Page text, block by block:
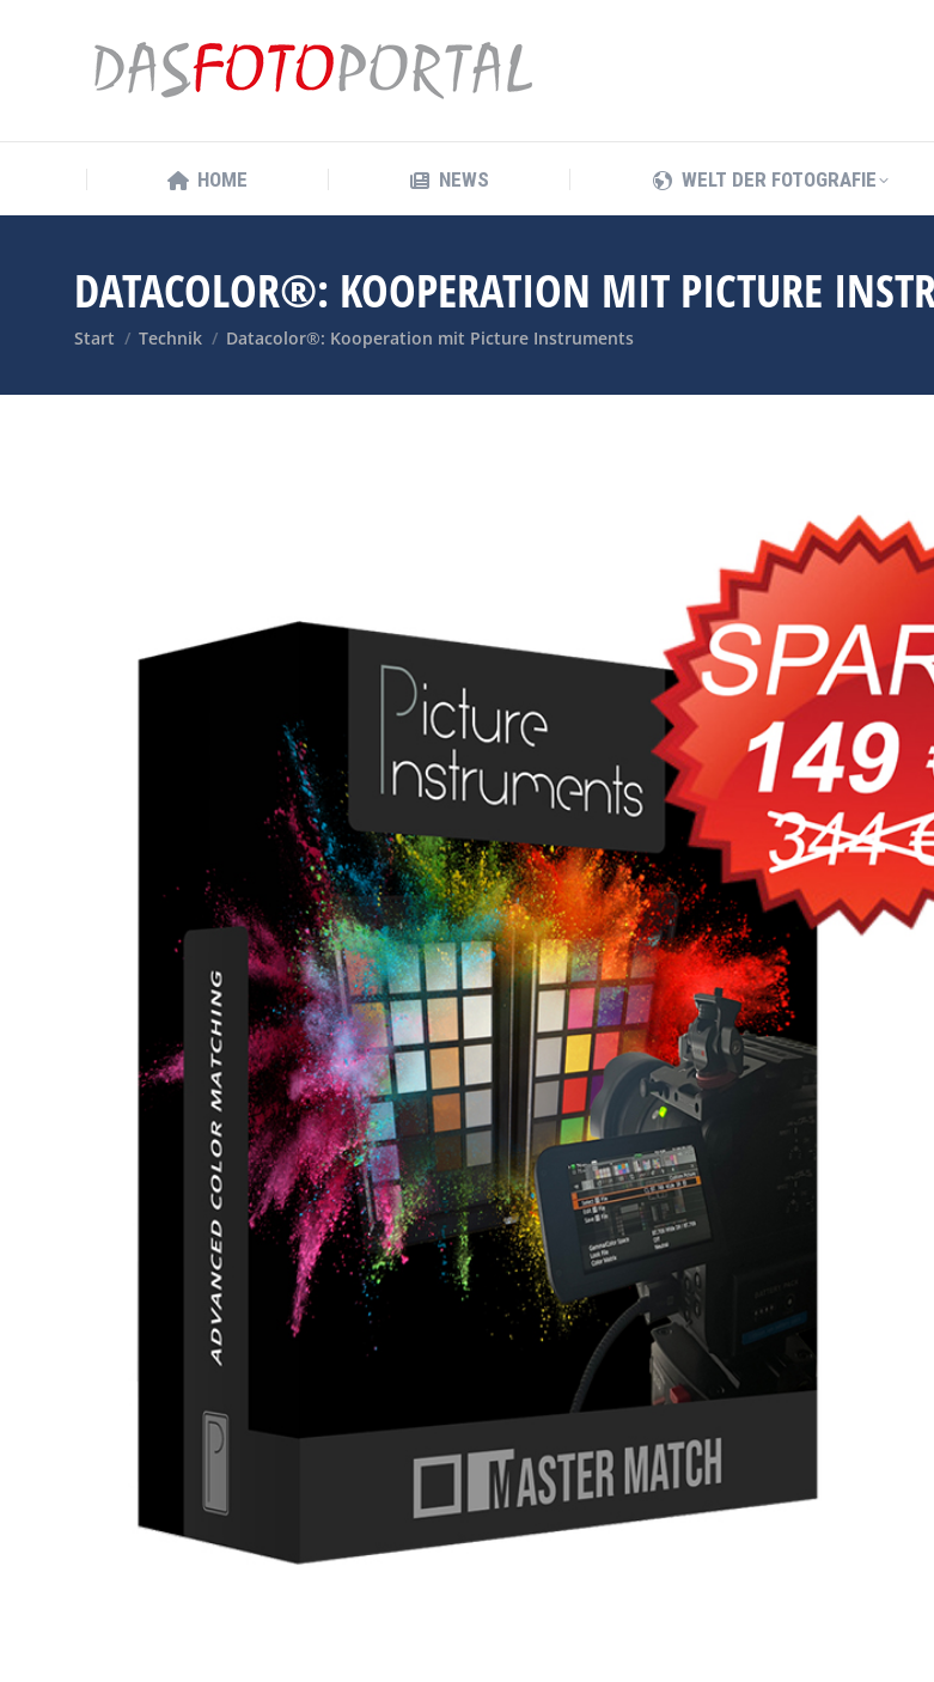
HOME NEWS WELT DER FOTOGRAFIE
DATACOLOR®: KOOPERATION MIT PICTURE
Sie befinden sich hier:
Start Technik Datacolor®: Kooperation mit Picture Instruments
HOME NEWS